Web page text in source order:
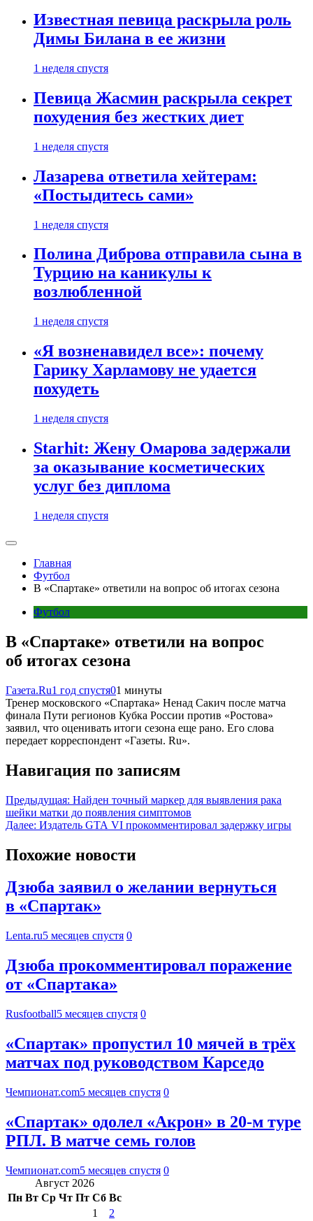
Известная певица раскрыла роль
Димы Билана в ее жизни
1 неделя спустя
Певица Жасмин раскрыла секрет
похудения без жестких диет
1 неделя спустя
Лазарева ответила хейтерам:
«Постыдитесь сами»
1 неделя спустя
Полина Диброва отправила сына в
Турцию на каникулы к
возлюбленной
1 неделя спустя
«Я возненавидел все»: почему
Гарику Харламову не удается
похудеть
1 неделя спустя
Starhit: Жену Омарова задержали
за оказывание косметических
услуг без диплома
1 неделя спустя
Главная
Футбол
В «Спартаке» ответили на вопрос об итогах сезона
Футбол
В «Спартаке» ответили на вопрос
об итогах сезона
Газета.Ru1 год спустя01 минуты
Тренер московского «Спартака» Ненад Сакич после матча
финала Пути регионов Кубка России против «Ростова»
заявил, что оценивать итоги сезона еще рано. Его слова
передает корреспондент «Газеты. Ru».
Навигация по записям
Предыдущая: Найден точный маркер для выявления рака
шейки матки до появления симптомов
Далее: Издатель GTA VI прокомментировал задержку игры
Похожие новости
Дзюба заявил о желании вернуться
в «Спартак»
Lenta.ru5 месяцев спустя 0
Дзюба прокомментировал поражение
от «Спартака»
Rusfootball5 месяцев спустя 0
«Спартак» пропустил 10 мячей в трёх
матчах под руководством Карседо
Чемпионат.com5 месяцев спустя 0
«Спартак» одолел «Акрон» в 20-м туре
РПЛ. В матче семь голов
Чемпионат.com5 месяцев спустя 0
Август 2026
Пн Вт Ср Чт Пт Сб Вс
1
2